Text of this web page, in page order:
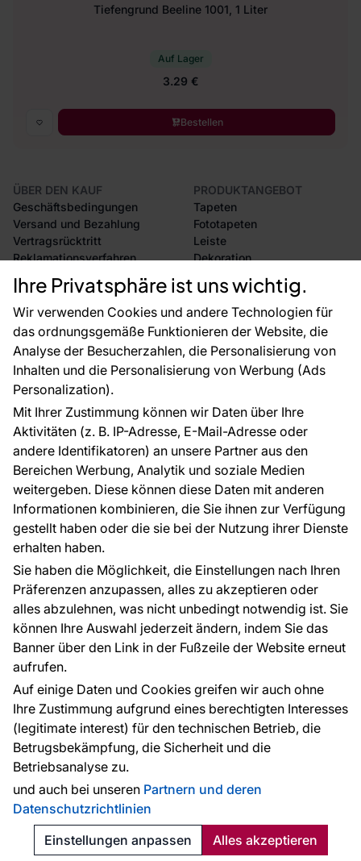
Ihre Privatsphäre ist uns wichtig.
Wir verwenden Cookies und andere Technologien für
das ordnungsgemäße Funktionieren der Website, die
Analyse der Besucherzahlen, die Personalisierung von
Inhalten und die Personalisierung von Werbung (Ads
Personalization).
Mit Ihrer Zustimmung können wir Daten über Ihre
Aktivitäten (z. B. IP-Adresse, E-Mail-Adresse oder
andere Identifikatoren) an unsere Partner aus den
Bereichen Werbung, Analytik und soziale Medien
weitergeben. Diese können diese Daten mit anderen
Informationen kombinieren, die Sie ihnen zur Verfügung
gestellt haben oder die sie bei der Nutzung ihrer Dienste
erhalten haben.
Sie haben die Möglichkeit, die Einstellungen nach Ihren
Präferenzen anzupassen, alles zu akzeptieren oder
alles abzulehnen, was nicht unbedingt notwendig ist. Sie
können Ihre Auswahl jederzeit ändern, indem Sie das
Banner über den Link in der Fußzeile der Website erneut
aufrufen.
Auf einige Daten und Cookies greifen wir auch ohne
Ihre Zustimmung aufgrund eines berechtigten Interesses
(legitimate interest) für den technischen Betrieb, die
Betrugsbekämpfung, die Sicherheit und die
Betriebsanalyse zu.
und auch bei unseren Partnern und deren
Datenschutzrichtlinien
Einstellungen anpassen
Alles akzeptieren
Tiefengrund Beeline 1001, 1 Liter
Auf Lager
3.29 €
Bestellen
ÜBER DEN KAUF
Geschäftsbedingungen
Versand und Bezahlung
Vertragsrücktritt
Reklamationsverfahren
Rücksendung von Waren
CE-Zertifizierung
Großhandel
Raumvisualisierung
PRODUKTANGEBOT
Tapeten
Fototapeten
Leiste
Dekoration
Selbstklebende Folien
Zubehör
Tapetenmuster
FÜR SIE
Blog
EU-Projekte
Ratschläge und Tipps
FAQ
ÜBER DAS UNTERNEHMEN
Kontakt
Haben Sie Fragen? Wir helfen Ihnen gerne weiter
und beraten Sie persönlich.
+49 781 95633072
service@tapeteneshop.de
Zahlungsarten:
Die Zahlungen werden geleistet von:
© 2010 - 2026 Tapeteneshop
Created:
Reklalink s.r.o.
Schutz personenbezogener Daten